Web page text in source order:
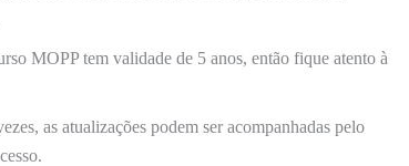
MOPP tem validade de 5 anos, então fique atento à
as atualizações podem ser acompanhadas pelo